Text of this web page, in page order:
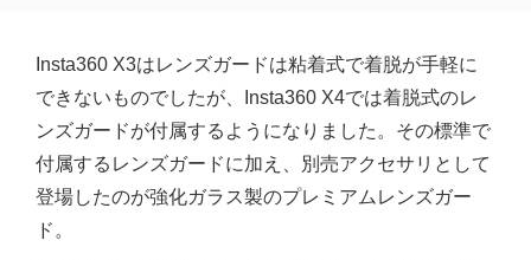
Insta360 X3はレンズガードは粘着式で着脱が手軽に
できないものでしたが、Insta360 X4では着脱式のレ
ンズガードが付属するようになりました。その標準で
付属するレンズガードに加え、別売アクセサリとして
登場したのが強化ガラス製のプレミアムレンズガー
ド。